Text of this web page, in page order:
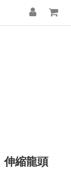
伸縮龍頭